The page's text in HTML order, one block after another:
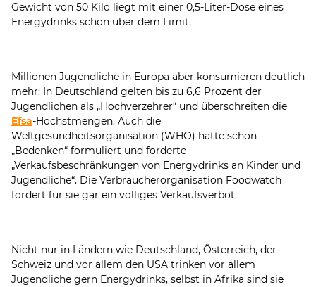
Gewicht von 50 Kilo liegt mit einer 0,5-Liter-Dose eines
Energydrinks schon über dem Limit.
Millionen Jugendliche in Europa aber konsumieren deutlich
mehr: In Deutschland gelten bis zu 6,6 Prozent der
Jugendlichen als „Hochverzehrer“ und überschreiten die
Efsa-Höchstmengen. Auch die
Weltgesundheitsorganisation (WHO) hatte schon
„Bedenken“ formuliert und forderte
„Verkaufsbeschränkungen von Energydrinks an Kinder und
Jugendliche“. Die Verbraucherorganisation Foodwatch
fordert für sie gar ein völliges Verkaufsverbot.
Nicht nur in Ländern wie Deutschland, Österreich, der
Schweiz und vor allem den USA trinken vor allem
Jugendliche gern Energydrinks, selbst in Afrika sind sie